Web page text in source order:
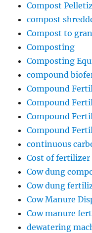
Compost
compost
Compost to
Composting
Composting
compound
Compound
Compound
Compound
Compound
continuous
Cost of
Cow dung
Cow dung
Cow Manure
Cow manure
dewatering